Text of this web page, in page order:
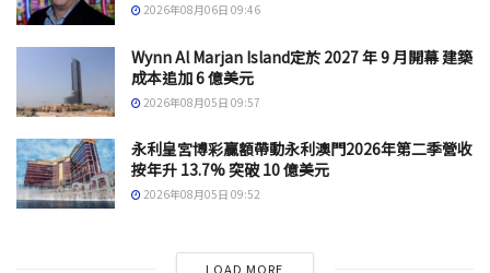
2026年08月06日 09:46
Wynn Al Marjan Island定於 2027 年 9 月開幕 建築
成本追加 6 億美元
2026年08月05日 09:57
永利皇宮博彩贏額帶動永利澳門2026年第二季營收
按年升 13.7% 突破 10 億美元
2026年08月05日 09:52
LOAD MORE